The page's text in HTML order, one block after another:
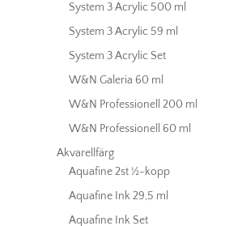
System 3 Acrylic 500 ml
System 3 Acrylic 59 ml
System 3 Acrylic Set
W&N Galeria 60 ml
W&N Professionell 200 ml
W&N Professionell 60 ml
Akvarellfärg
Aquafine 2st ½-kopp
Aquafine Ink 29,5 ml
Aquafine Ink Set